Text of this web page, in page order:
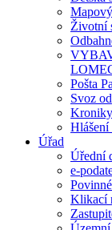
Životní
Pošta
Svoz
Hlášení
Úřad
Úřední
e-
Klikací